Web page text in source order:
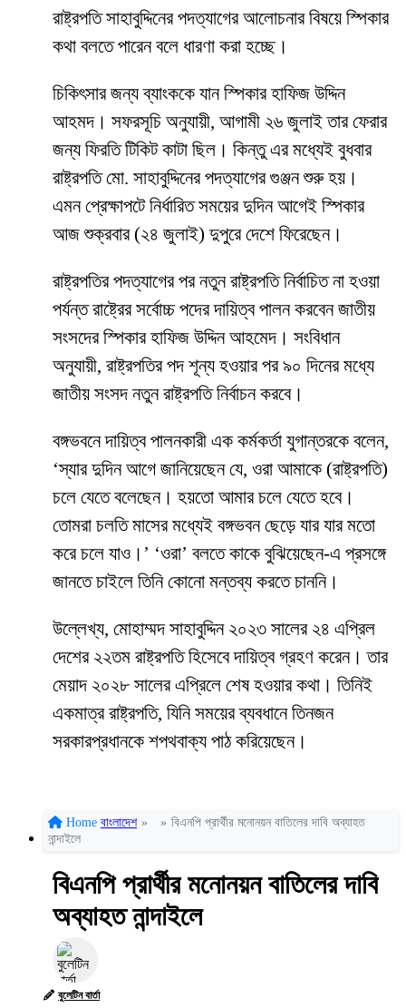
রাষ্ট্রপতি সাহাবুদ্দিনের পদত্যাগের আলোচনার বিষয়ে স্পিকার
কথা বলতে পারেন বলে ধারণা করা হচ্ছে।
চিকিৎসার জন্য ব্যাংককে যান স্পিকার হাফিজ উদ্দিন
আহমদ। সফরসূচি অনুযায়ী, আগামী ২৬ জুলাই তার ফেরার
জন্য ফিরতি টিকিট কাটা ছিল। কিন্তু এর মধ্যেই বুধবার
রাষ্ট্রপতি মো. সাহাবুদ্দিনের পদত্যাগের গুঞ্জন শুরু হয়।
এমন প্রেক্ষাপটে নির্ধারিত সময়ের দুদিন আগেই স্পিকার
আজ শুক্রবার (২৪ জুলাই) দুপুরে দেশে ফিরেছেন।
রাষ্ট্রপতির পদত্যাগের পর নতুন রাষ্ট্রপতি নির্বাচিত না হওয়া
পর্যন্ত রাষ্ট্রের সর্বোচ্চ পদের দায়িত্ব পালন করবেন জাতীয়
সংসদের স্পিকার হাফিজ উদ্দিন আহমেদ। সংবিধান
অনুযায়ী, রাষ্ট্রপতির পদ শূন্য হওয়ার পর ৯০ দিনের মধ্যে
জাতীয় সংসদ নতুন রাষ্ট্রপতি নির্বাচন করবে।
বঙ্গভবনে দায়িত্ব পালনকারী এক কর্মকর্তা যুগান্তরকে বলেন,
‘স্যার দুদিন আগে জানিয়েছেন যে, ওরা আমাকে (রাষ্ট্রপতি)
চলে যেতে বলেছেন। হয়তো আমার চলে যেতে হবে।
তোমরা চলতি মাসের মধ্যেই বঙ্গভবন ছেড়ে যার যার মতো
করে চলে যাও।’ ‘ওরা’ বলতে কাকে বুঝিয়েছেন-এ প্রসঙ্গে
জানতে চাইলে তিনি কোনো মন্তব্য করতে চাননি।
উল্লেখ্য, মোহাম্মদ সাহাবুদ্দিন ২০২৩ সালের ২৪ এপ্রিল
দেশের ২২তম রাষ্ট্রপতি হিসেবে দায়িত্ব গ্রহণ করেন। তার
মেয়াদ ২০২৮ সালের এপ্রিলে শেষ হওয়ার কথা। তিনিই
একমাত্র রাষ্ট্রপতি, যিনি সময়ের ব্যবধানে তিনজন
সরকারপ্রধানকে শপথবাক্য পাঠ করিয়েছেন।
Home বাংলাদেশ » » বিএনপি প্রার্থীর মনোনয়ন বাতিলের দাবি অব্যাহত
নান্দাইলে
বিএনপি প্রার্থীর মনোনয়ন বাতিলের দাবি
অব্যাহত নান্দাইলে
বুলেটিন বার্তা